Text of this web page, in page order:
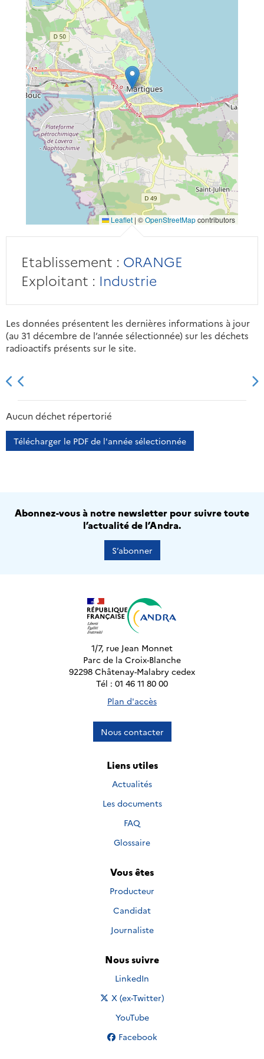
Leaflet | ©OpenStreetMapcontributors
Etablissement : ORANGE
Exploitant : Industrie
Les données présentent les dernières informations à jour
(au 31 décembre de l’année sélectionnée) sur les déchets
radioactifs présents sur le site.
2013 2014
Aucun déchet répertorié
Télécharger le PDF de l'année sélectionnée
Abonnez-vous à notre newsletter pour suivre toute
l’actualité de l’Andra.
S’abonner
1/7, rue Jean Monnet
Parc de la Croix-Blanche
92298 Châtenay-Malabry cedex
Tél : 01 46 11 80 00
Plan d'accès
Nous contacter
Liens utiles
Actualités
Les documents
FAQ
Glossaire
Vous êtes
Producteur
Candidat
Journaliste
Nous suivre
Nous suivre sur
LinkedIn
Nous suivre sur
X (ex-Twitter)
Nous suivre sur
YouTube
Nous suivre sur
Facebook